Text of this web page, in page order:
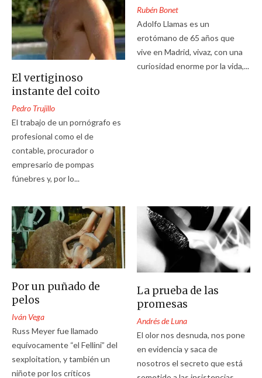
El vertiginoso
instante del coito
Pedro Trujillo
El trabajo de un pornógrafo es
profesional como el de
contable, procurador o
empresario de pompas
fúnebres y, por lo...
Rubén Bonet
Adolfo Llamas es un
erotómano de 65 años que
vive en Madrid, vivaz, con una
curiosidad enorme por la vida,...
Por un puñado de
pelos
Iván Vega
Russ Meyer fue llamado
equívocamente “el Fellini” del
sexploitation, y también un
niñote por los críticos
La prueba de las
promesas
Andrés de Luna
El olor nos desnuda, nos pone
en evidencia y saca de
nosotros el secreto que está